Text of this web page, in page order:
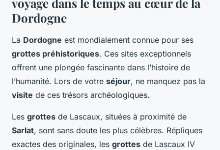
Dordogne
La Dordogne est mondialement connue pour ses
grottes préhistoriques. Ces sites exceptionnels
offrent une plongée fascinante dans l’histoire de
l’humanité. Lors de votre séjour, ne manquez pas la
visite de ces trésors archéologiques.
Les grottes de Lascaux, situées à proximité de
Sarlat, sont sans doute les plus célèbres. Répliques
exactes des originales, les grottes de Lascaux IV